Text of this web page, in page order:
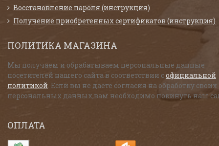
Восстановление пароля (инструкция)
Получение приобретенных сертификатов (инструкция)
ПОЛИТИКА МАГАЗИНА
Мы получаем и обрабатываем персональные данные
посетителей нашего сайта в соответствии софициальной
политикой. Если вы не даете согласия на обработку своих
персональных данных,вам необходимо покинуть наш
ОПЛАТА